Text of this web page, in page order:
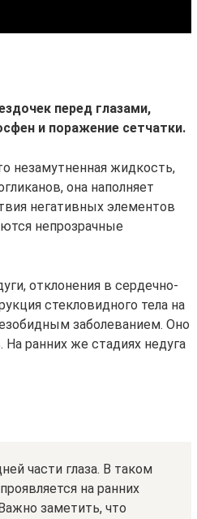
перед глазами,
и поражение сетчатки.
незамутненная жидкость,
она наполняет
негативных элементов
непрозрачные
отклонения в сердечно-
стекловидного тела на
заболеванием. Оно
ранних же стадиях недуга
части глаза. В таком
на ранних
заметить, что